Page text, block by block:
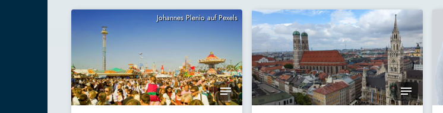
Johannes Plenio auf Pexels